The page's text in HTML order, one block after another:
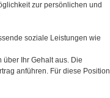
zur persönlichen und
soziale Leistungen wie
Ihr Gehalt aus. Die
anführen. Für diese Position